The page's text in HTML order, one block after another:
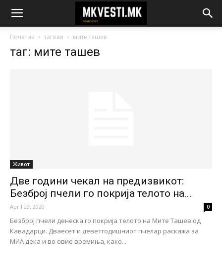
Почетна тагови мите ташев
таг: мите ташев
Живот
Две години чекал на предизвикот:
Безброј пчели го покрија телото на...
April 29, 2020 0
Безброј пчели денеска го покрија телото на Мите Ташев од
Кавадарци. Дваесет и деветгодишниот пчелар раскажа за
МИА дека и во овие времиња, како...